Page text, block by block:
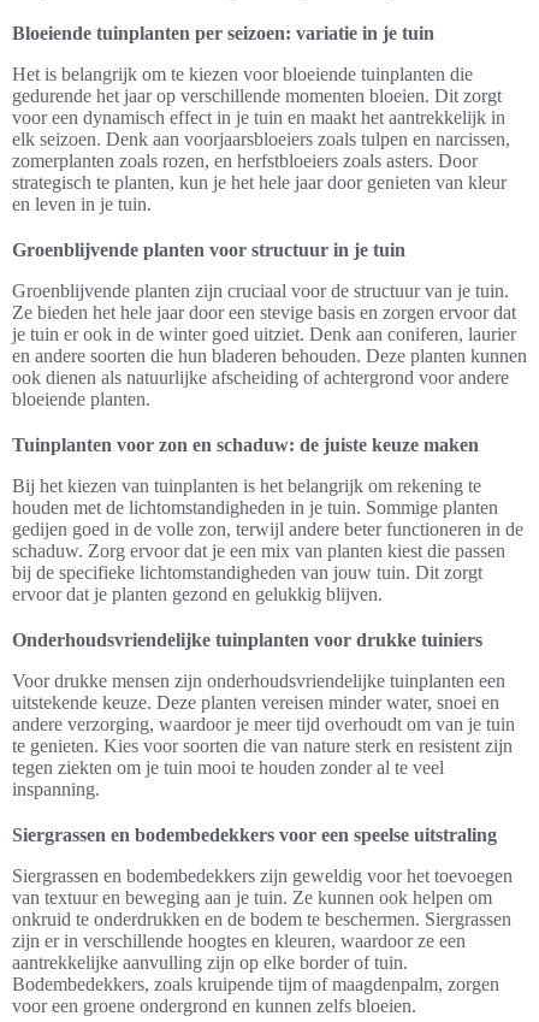
Bloeiende tuinplanten per seizoen: variatie in je tuin
Het is belangrijk om te kiezen voor bloeiende tuinplanten die
gedurende het jaar op verschillende momenten bloeien. Dit zorgt
voor een dynamisch effect in je tuin en maakt het aantrekkelijk in
elk seizoen. Denk aan voorjaarsbloeiers zoals tulpen en narcissen,
zomerplanten zoals rozen, en herfstbloeiers zoals asters. Door
strategisch te planten, kun je het hele jaar door genieten van kleur
en leven in je tuin.
Groenblijvende planten voor structuur in je tuin
Groenblijvende planten zijn cruciaal voor de structuur van je tuin.
Ze bieden het hele jaar door een stevige basis en zorgen ervoor dat
je tuin er ook in de winter goed uitziet. Denk aan coniferen, laurier
en andere soorten die hun bladeren behouden. Deze planten kunnen
ook dienen als natuurlijke afscheiding of achtergrond voor andere
bloeiende planten.
Tuinplanten voor zon en schaduw: de juiste keuze maken
Bij het kiezen van tuinplanten is het belangrijk om rekening te
houden met de lichtomstandigheden in je tuin. Sommige planten
gedijen goed in de volle zon, terwijl andere beter functioneren in de
schaduw. Zorg ervoor dat je een mix van planten kiest die passen
bij de specifieke lichtomstandigheden van jouw tuin. Dit zorgt
ervoor dat je planten gezond en gelukkig blijven.
Onderhoudsvriendelijke tuinplanten voor drukke tuiniers
Voor drukke mensen zijn onderhoudsvriendelijke tuinplanten een
uitstekende keuze. Deze planten vereisen minder water, snoei en
andere verzorging, waardoor je meer tijd overhoudt om van je tuin
te genieten. Kies voor soorten die van nature sterk en resistent zijn
tegen ziekten om je tuin mooi te houden zonder al te veel
inspanning.
Siergrassen en bodembedekkers voor een speelse uitstraling
Siergrassen en bodembedekkers zijn geweldig voor het toevoegen
van textuur en beweging aan je tuin. Ze kunnen ook helpen om
onkruid te onderdrukken en de bodem te beschermen. Siergrassen
zijn er in verschillende hoogtes en kleuren, waardoor ze een
aantrekkelijke aanvulling zijn op elke border of tuin.
Bodembedekkers, zoals kruipende tijm of maagdenpalm, zorgen
voor een groene ondergrond en kunnen zelfs bloeien.